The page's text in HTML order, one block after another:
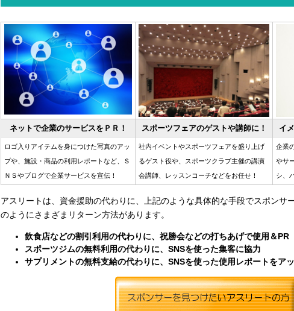
ネットで企業のサービスをＰＲ！ スポーツフェアのゲストや講師に！ イ
ロゴ入りアイテムを身につけた写真のアッ
プや、施設・商品の利用レポートなど、Ｓ
ＮＳやブログで企業サービスを宣伝！
社内イベントやスポーツフェアを盛り上げ
るゲスト役や、スポーツクラブ主催の講演
会講師、レッスンコーチなどをお任せ！
企業
やサ
シ、
アスリートは、資金援助の代わりに、上記のような具体的な手段でスポンサ
のようにさまざまリターン方法があります。
飲食店などの割引利用の代わりに、祝勝会などの打ちあげで使用＆PR
スポーツジムの無料利用の代わりに、SNSを使った集客に協力
サプリメントの無料支給の代わりに、SNSを使った使用レポートをア